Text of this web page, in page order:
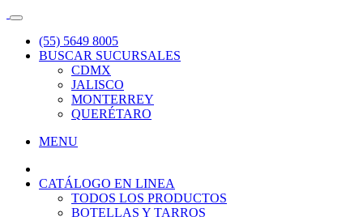
(55) 5649 8005
BUSCAR SUCURSALES
CDMX
JALISCO
MONTERREY
QUERÉTARO
MENU
CATÁLOGO EN LINEA
TODOS LOS PRODUCTOS
BOTELLAS Y TARROS